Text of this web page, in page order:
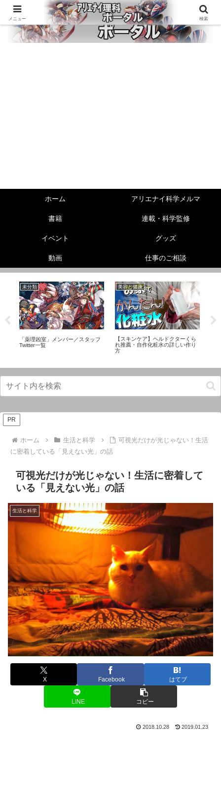
ホーム アリエナイ科学メルマ
書籍 連載・科学監修
イベント グッズ
動画 仕事のご相談
未分類
「薬理凶室」メンバー／スタッフ
Twitter一覧
美容と健康
【スキンケア】ヘルドクターくら
れ推薦・自作化粧水の詳しい作り
方
PR
ホーム 生活と科学
可視光だけが光じゃない！生活
に密着している「見えない光」の話
可視光だけが光じゃない！生活に密着して
いる「見えない光」の話
生活と科学
X Facebook はてブ
LINE コピー
2018.10.28 2019.01.23
メニュー 検索